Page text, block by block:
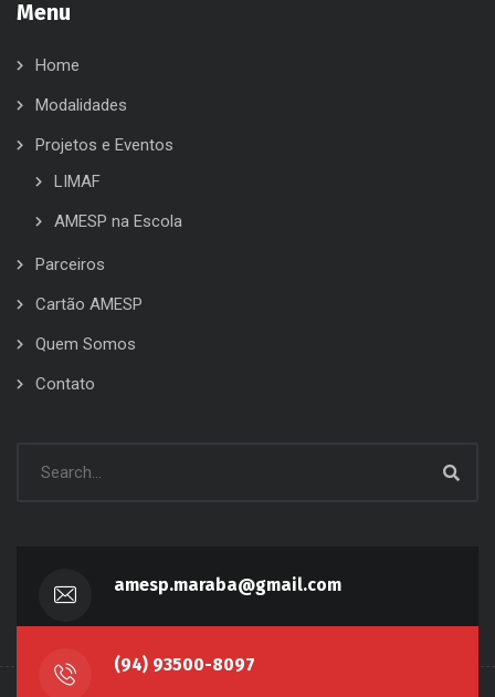
Menu
Home
Modalidades
Projetos e Eventos
LIMAF
AMESP na Escola
Parceiros
Cartão AMESP
Quem Somos
Contato
amesp.maraba@gmail.com
(94) 93500-8097